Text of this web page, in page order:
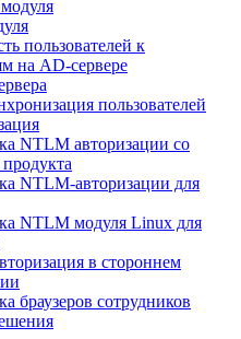
пользователей к
на AD-сервере
пользователей
NTLM авторизации со
NTLM-авторизации для
NTLM модуля Linux для
в стороннем
браузеров сотрудников